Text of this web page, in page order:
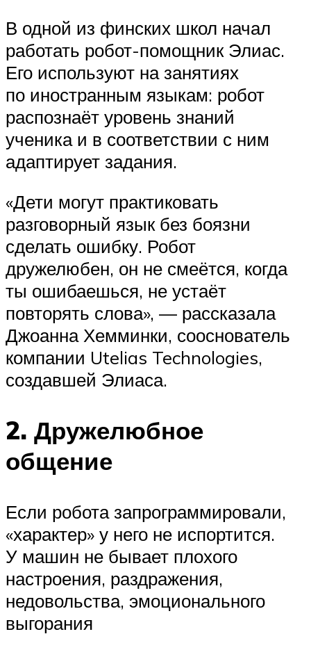
В одной из финских школ начал
работать робот-помощник Элиас.
Его используют на занятиях
по иностранным языкам: робот
распознаёт уровень знаний
ученика и в соответствии с ним
адаптирует задания.
«Дети могут практиковать
разговорный язык без боязни
сделать ошибку. Робот
дружелюбен, он не смеётся, когда
ты ошибаешься, не устаёт
повторять слова», — рассказала
Джоанна Хемминки, сооснователь
компании Utelias Technologies,
создавшей Элиаса.
2. Дружелюбное
общение
Если робота запрограммировали,
«характер» у него не испортится.
У машин не бывает плохого
настроения, раздражения,
недовольства, эмоционального
выгорания